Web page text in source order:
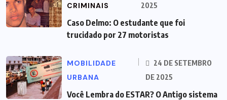
CRIMINAIS
2025
Caso Delmo: O estudante que foi
trucidado por 27 motoristas
MOBILIDADE
URBANA
24 DE SETEMBRO
DE 2025
Você Lembra do ESTAR? O Antigo sistema